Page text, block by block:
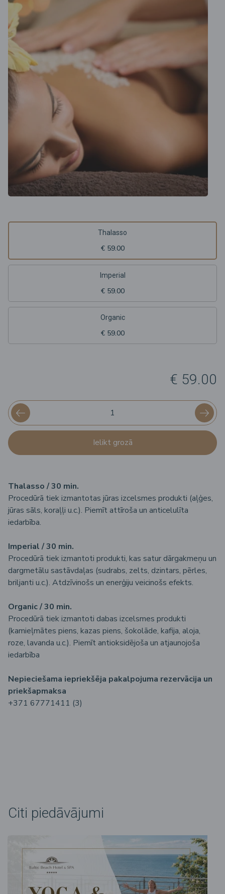
Thalasso
€ 59.00
Imperial
€ 59.00
Organic
€ 59.00
€ 59.00
Ielikt grozā
Thalasso / 30 min.
Procedūrā tiek izmantotas jūras izcelsmes produkti (aļģes,
jūras sāls, koraļļi u.c.). Piemīt attīroša un anticelulīta
iedarbība.
Imperial / 30 min.
Procedūrā tiek izmantoti produkti, kas satur dārgakmeņu un
dargmetālu sastāvdaļas (sudrabs, zelts, dzintars, pērles,
briljanti u.c.). Atdzīvinošs un enerģiju veicinošs efekts.
Organic / 30 min.
Procedūrā tiek izmantoti dabas izcelsmes produkti
(kamieļmātes piens, kazas piens, šokolāde, kafija, aloja,
roze, lavanda u.c.). Piemīt antioksidējoša un atjaunojoša
iedarbība
Nepieciešama iepriekšēja pakalpojuma rezervācija un
priekšapmaksa
+371 67771411 (3)
Citi piedāvājumi